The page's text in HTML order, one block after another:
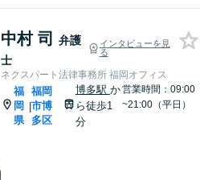
中村 司
弁護
士
インタビューを見
る
ネクスパート法律事務所 福岡オフィス
福
岡
県
|
福岡
市博
多区
博多駅 か
ら徒歩1
分
営業時間：09:00
~21:00（平日）